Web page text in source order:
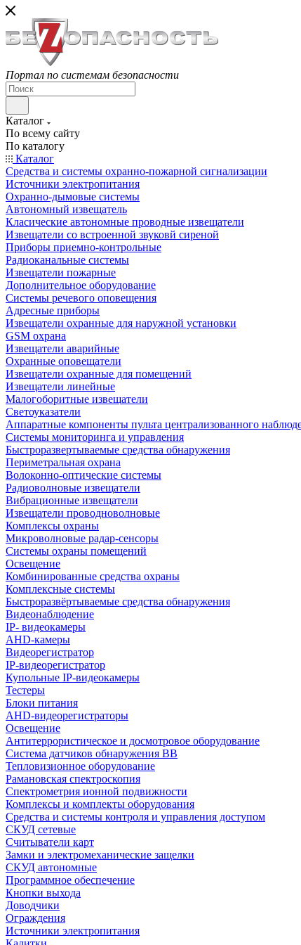
Портал по системам безопасности
Каталог
По всему сайту
По каталогу
Каталог
Средства и системы охранно-пожарной сигнализации
Источники электропитания
Охранно-дымовые системы
Автономный извещатель
Класические автономные проводные извещатели
Извещатели со встроенной звуковй сиреной
Приборы приемно-контрольные
Радиоканальные системы
Извещатели пожарные
Дополнительное оборудование
Системы речевого оповещения
Адресные приборы
Извещатели охранные для наружной установки
GSM охрана
Извещатели аварийные
Охранные оповещатели
Извещатели охранные для помещений
Извещатели линейные
Малогоборитные извещатели
Светоуказатели
Аппаратные компоненты пульта централизованного
Системы мониторинга и управления
Быстроразвертываемые средства обнаружения
Периметральная охрана
Волоконно-оптические системы
Радиоволновые извещатели
Вибрационные извещатели
Извещатели проводноволновые
Комплексы охраны
Микроволновые радар-сенсоры
Системы охраны помещений
Освещение
Комбинированные средства охраны
Комплексные системы
Быстроразвёртываемые средства обнаружения
Видеонаблюдение
IP- видеокамеры
AHD-камеры
Видеорегистратор
IP-видеорегистратор
Купольные IP-видеокамеры
Тестеры
Блоки питания
AHD-видеорегистраторы
Освещение
Антитеррористическое и досмотровое оборудование
Cистема датчиков обнаружения ВВ
Тепловизионное оборудование
Рамановская спектроскопия
Спектрометрия ионной подвижности
Комплексы и комплекты оборудования
Средства и системы контроля и управления доступом
СКУД сетевые
Считыватели карт
Замки и электромеханические защелки
СКУД автономные
Программное обеспечение
Кнопки выхода
Доводчики
Ограждения
Источники электропитания